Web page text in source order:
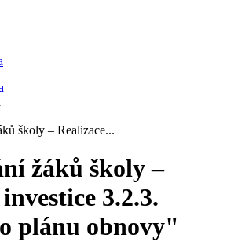
školy – Realizace...
žáků školy –
3.2.3.
plánu obnovy"